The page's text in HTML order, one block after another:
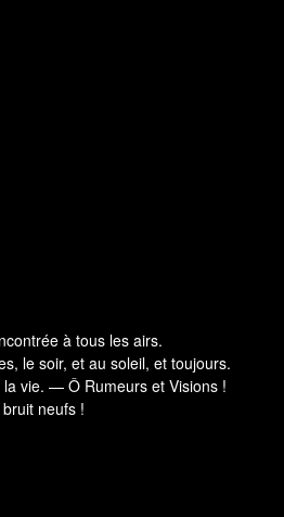
à tous les airs.
le soir, et au soleil, et toujours.
vie. — Ô Rumeurs et Visions !
neufs !